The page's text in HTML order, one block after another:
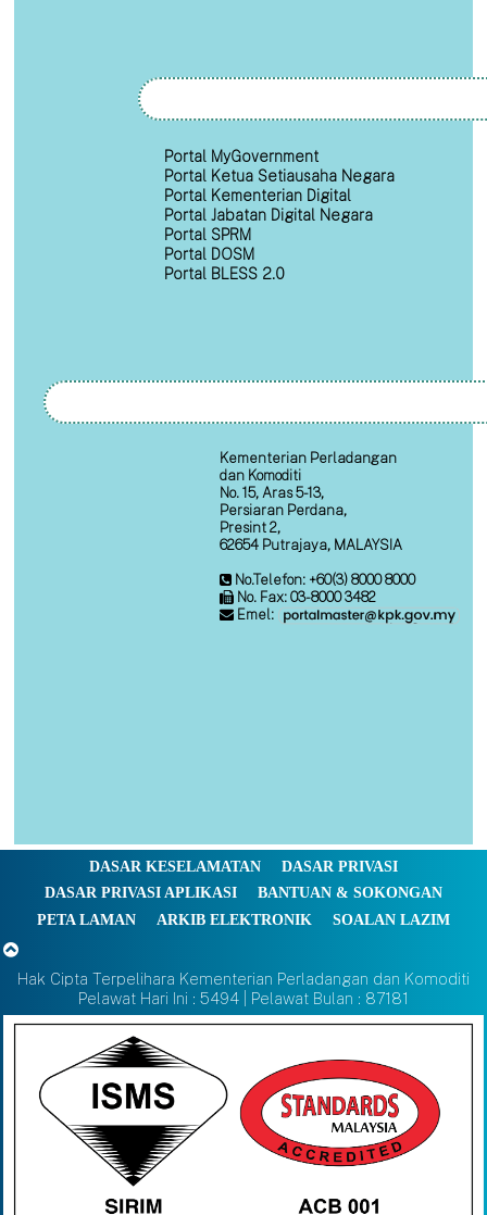
Portal MyGovernment
Portal Ketua Setiausaha Negara
Portal Kementerian Digital
Portal Jabatan Digital Negara
Portal SPRM
Portal DOSM
Portal BLESS 2.0
Kementerian Perladangan
dan Komoditi
No. 15, Aras 5-13,
Persiaran Perdana,
Presint 2,
62654 Putrajaya, MALAYSIA
No.Telefon: +60(3) 8000 8000
No. Fax: 03-8000 3482
Emel:
DASAR KESELAMATAN
DASAR PRIVASI
DASAR PRIVASI APLIKASI
BANTUAN & SOKONGAN
PETA LAMAN
ARKIB ELEKTRONIK SOALAN LAZIM
Hak Cipta Terpelihara Kementerian Perladangan dan Komoditi
Pelawat Hari Ini : 5494 | Pelawat Bulan : 87181